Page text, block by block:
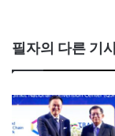
필자의 다른 기